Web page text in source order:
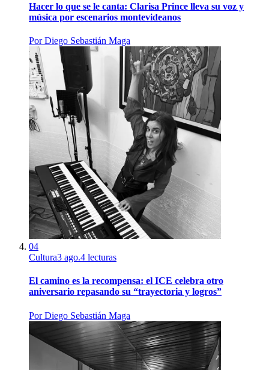
Hacer lo que se le canta: Clarisa Prince lleva su voz y
música por escenarios montevideanos
PorDiego Sebastián Maga
04
Cultura3 ago.4 lecturas
El camino es la recompensa: el ICE celebra otro
aniversario repasando su “trayectoria y logros”
PorDiego Sebastián Maga